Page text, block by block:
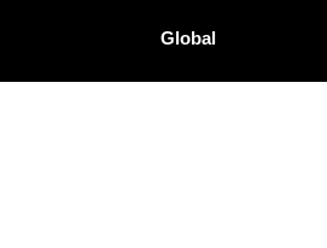
Global